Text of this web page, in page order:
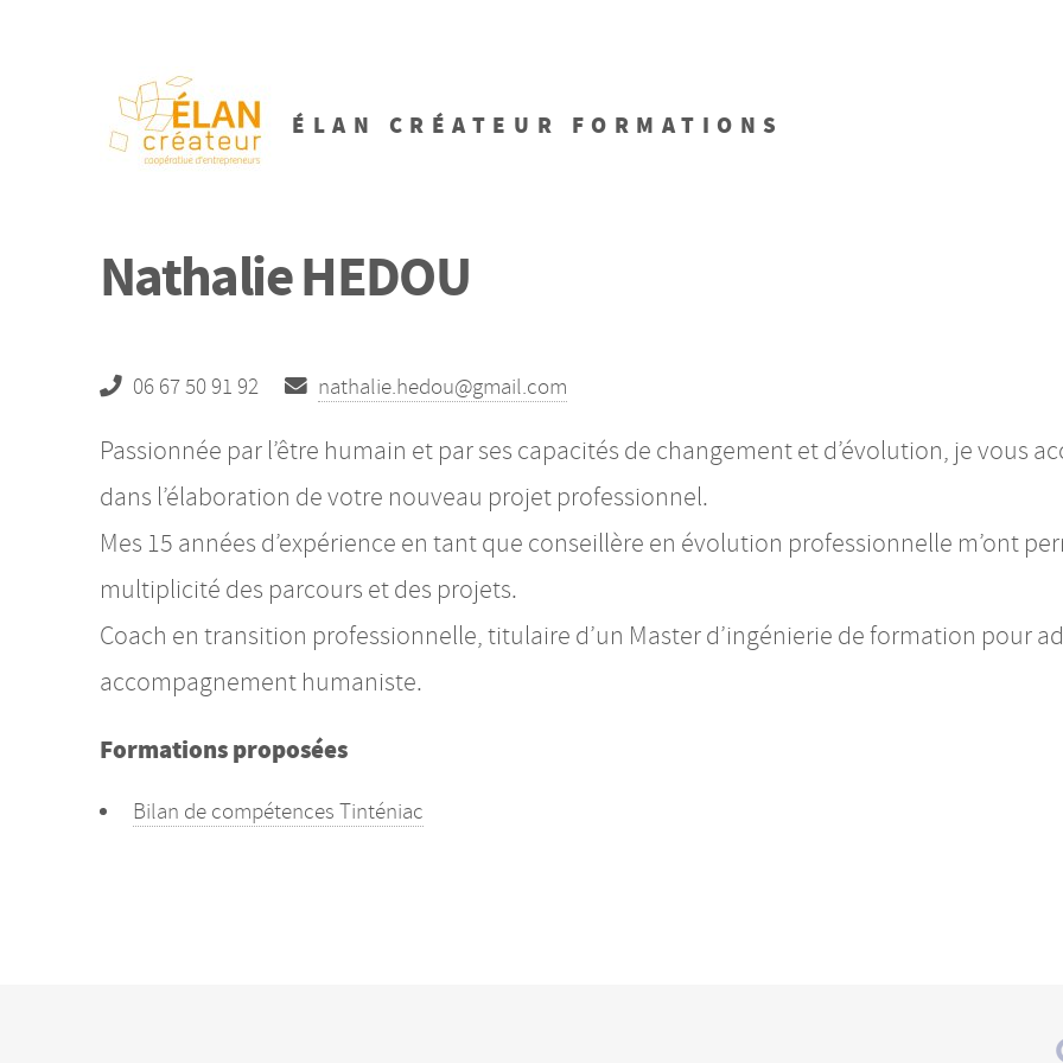
ÉLAN CRÉATEUR FORMATIONS
Nathalie HEDOU
06 67 50 91 92 nathalie.hedou@gmail.com
Passionnée par l’être humain et par ses capacités de changement et d’évolution, je vous
dans l’élaboration de votre nouveau projet professionnel.
Mes 15 années d’expérience en tant que conseillère en évolution professionnelle m’ont
multiplicité des parcours et des projets.
Coach en transition professionnelle, titulaire d’un Master d’ingénierie de formation pour
accompagnement humaniste.
Formations proposées
Bilan de compétences Tinténiac